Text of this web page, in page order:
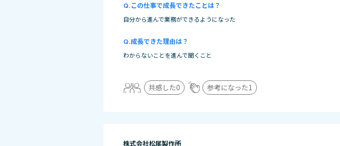
この仕事で成長できたことは？
自分から進んで業務ができるようになった
成長できた理由は？
わからないことを進んで聞くこと
共感した0 参考になった1
株式会社松尾製作所